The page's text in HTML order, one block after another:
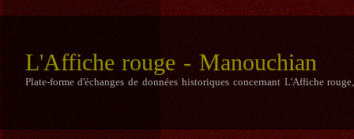
L'Affiche rouge - Manouchian
Plate-forme d'échanges de données historiques concernant L'Affiche